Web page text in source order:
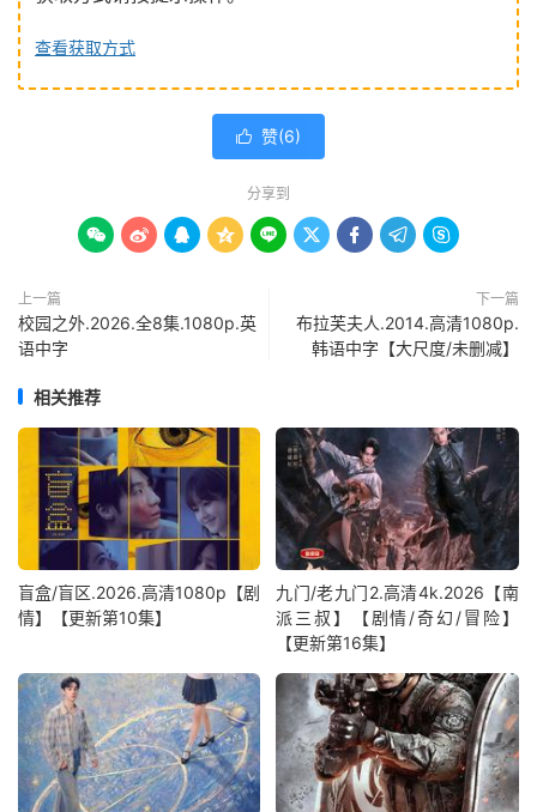
查看获取方式
 赞(6)
分享到
        
上一篇
校园之外.2026.全8集.1080p.英
语中字
下一篇
布拉芙夫人.2014.高清1080p.
韩语中字【大尺度/未删减】
相关推荐
盲盒/盲区.2026.高清1080p【剧
情】【更新第10集】
九门/老九门2.高清4k.2026【南
派三叔】【剧情/奇幻/冒险】
【更新第16集】